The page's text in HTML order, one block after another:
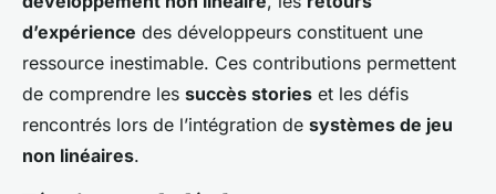
d’expérience des développeurs constituent une
ressource inestimable. Ces contributions permettent
de comprendre les succès stories et les défis
rencontrés lors de l’intégration de systèmes de jeu
non linéaires.